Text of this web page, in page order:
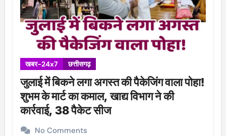
खबर-24x7 छत्तीसगढ़
जुलाई में बिकने लगा अगस्त की पैकेजिंग वाला पोहा!
शुभम के मार्ट का कमाल, खाद्य विभाग ने की
कार्रवाई, 38 पैकेट सीज
No Comments